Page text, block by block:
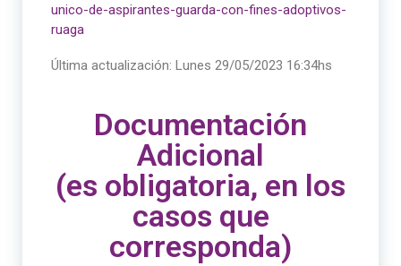
unico-de-aspirantes-guarda-con-fines-adoptivos-
ruaga
Última actualización: Lunes 29/05/2023 16:34hs
Documentación
Adicional
(es obligatoria, en los
casos que
corresponda)